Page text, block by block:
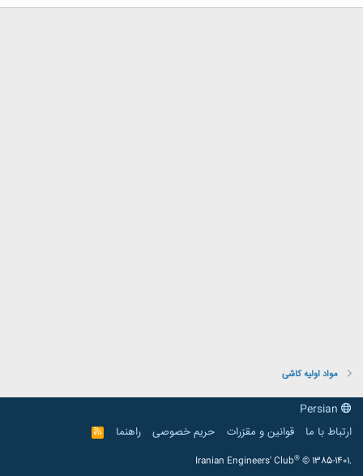
مواد اولیه کاشی
ارتباط با ما
قوانین و مقرّرات حریم خصوصی راهنما
R
S
Iranian Engineers' Club® © 1385-1401.